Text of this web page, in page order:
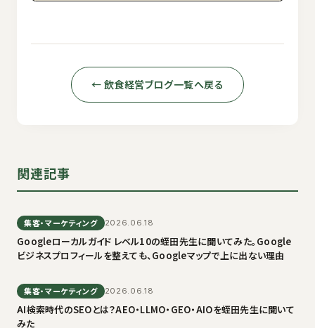
← 飲食経営ブログ一覧へ戻る
関連記事
集客・マーケティング 2026.06.18
Googleローカルガイド レベル10の蛭田先生に聞いてみた。Google
ビジネスプロフィールを整えても、Googleマップで上に出ない理由
集客・マーケティング 2026.06.18
AI検索時代のSEOとは？AEO・LLMO・GEO・AIOを蛭田先生に聞いて
みた